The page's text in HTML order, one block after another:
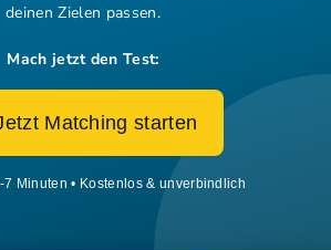
deinen Zielen passen.
Mach jetzt den Test:
Matching starten
7 Minuten • Kostenlos & unverbindlich